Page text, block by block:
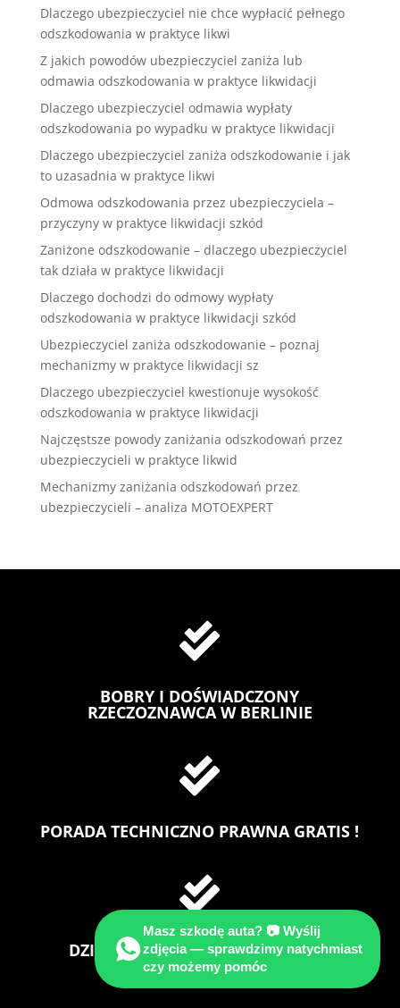
Dlaczego ubezpieczyciel nie chce wypłacić pełnego
odszkodowania w praktyce likwi
Z jakich powodów ubezpieczyciel zaniża lub
odmawia odszkodowania w praktyce likwidacji
Dlaczego ubezpieczyciel odmawia wypłaty
odszkodowania po wypadku w praktyce likwidacji
Dlaczego ubezpieczyciel zaniża odszkodowanie i jak
to uzasadnia w praktyce likwi
Odmowa odszkodowania przez ubezpieczyciela –
przyczyny w praktyce likwidacji szkód
Zaniżone odszkodowanie – dlaczego ubezpieczyciel
tak działa w praktyce likwidacji
Dlaczego dochodzi do odmowy wypłaty
odszkodowania w praktyce likwidacji szkód
Ubezpieczyciel zaniża odszkodowanie – poznaj
mechanizmy w praktyce likwidacji sz
Dlaczego ubezpieczyciel kwestionuje wysokość
odszkodowania w praktyce likwidacji
Najczęstsze powody zaniżania odszkodowań przez
ubezpieczycieli w praktyce likwid
Mechanizmy zaniżania odszkodowań przez
ubezpieczycieli – analiza MOTOEXPERT

BOBRY I DOŚWIADCZONY
RZECZOZNAWCA W BERLINIE

PORADA TECHNICZNO PRAWNA GRATIS !

DZIAŁAMY NA TERENIE BERLINA I
BRANDENBURGIGI
Masz szkodę auta? 📷 Wyślij
zdjęcia — sprawdzimy natychmiast
czy możemy pomóc